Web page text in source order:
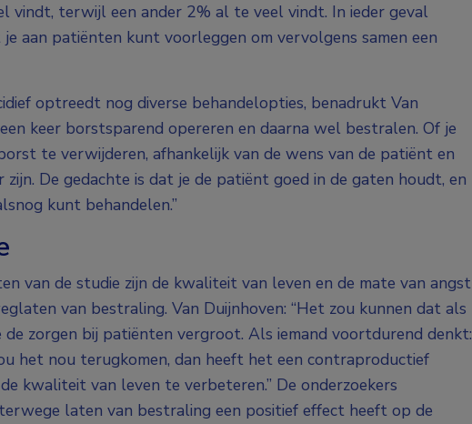
vindt, terwijl een ander 2% al te veel vindt. In ieder geval
aan patiënten kunt voorleggen om vervolgens samen een
optreedt nog diverse behandelopties, benadrukt Van
keer borstsparend opereren en daarna wel bestralen. Of je
te verwijderen, afhankelijk van de wens van de patiënt en
De gedachte is dat je de patiënt goed in de gaten houdt, en
kunt behandelen.”
van de studie zijn de kwaliteit van leven en de mate van angst
van bestraling. Van Duijnhoven: “Het zou kunnen dat als
de zorgen bij patiënten vergroot. Als iemand voortdurend denkt:
het nou terugkomen, dan heeft het een contraproductief
kwaliteit van leven te verbeteren.” De onderzoekers
laten van bestraling een positief effect heeft op de